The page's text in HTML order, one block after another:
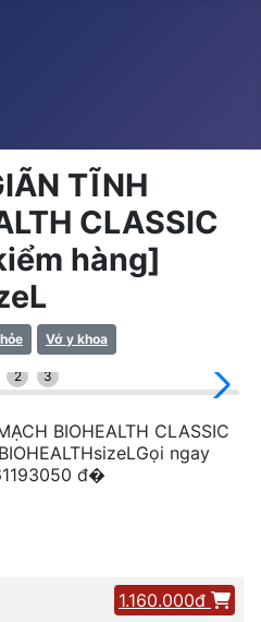
TĨNH
CLASSIC
hàng]
Vớ y khoa
2 3
BIOHEALTH CLASSIC
ngay
đ�
1.160.000đ